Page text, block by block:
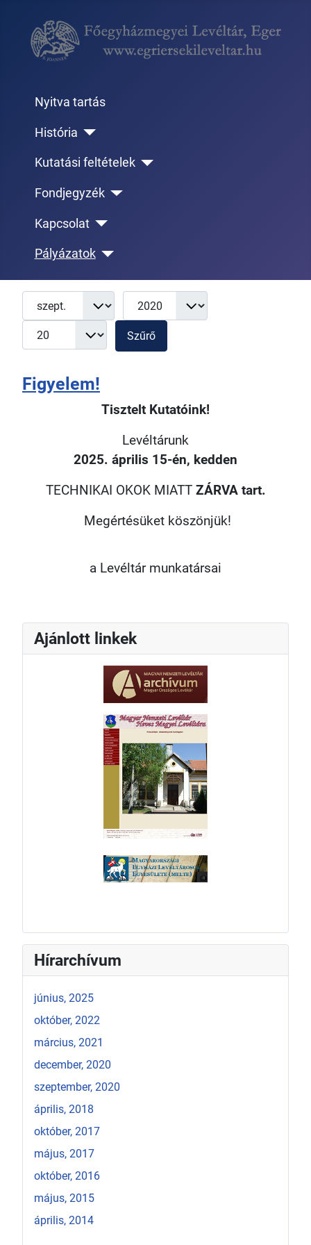
Nyitva tartás
História
Kutatási feltételek
Fondjegyzék
Kapcsolat
Pályázatok
Szűrők
Szűrő
Figyelem!
Tisztelt Kutatóink!
Levéltárunk
2025. április 15-én, kedden
TECHNIKAI OKOK MIATTZÁRVA tart.
Megértésüket köszönjük!
a Levéltár munkatársai
Ajánlott linkek
Hírarchívum
június, 2025
október, 2022
március, 2021
december, 2020
szeptember, 2020
április, 2018
október, 2017
május, 2017
október, 2016
május, 2015
április, 2014